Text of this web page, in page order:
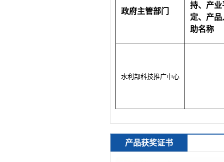
政府主管部门
持、产业
定、产
助名称
水利部科技推广中心
产品获奖证书